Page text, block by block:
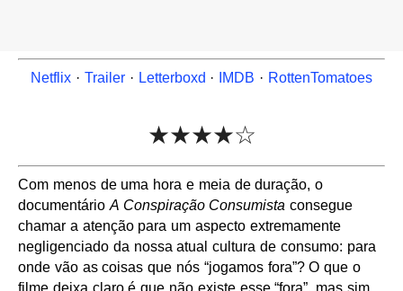
Netflix · Trailer· Letterboxd · IMDB · RottenTomatoes
★★★★☆
Com menos de uma hora e meia de duração, o
documentário A Conspiração Consumista consegue
chamar a atenção para um aspecto extremamente
negligenciado da nossa atual cultura de consumo: para
onde vão as coisas que nós “jogamos fora”? O que o
filme deixa claro é que não existe esse “fora”, mas sim